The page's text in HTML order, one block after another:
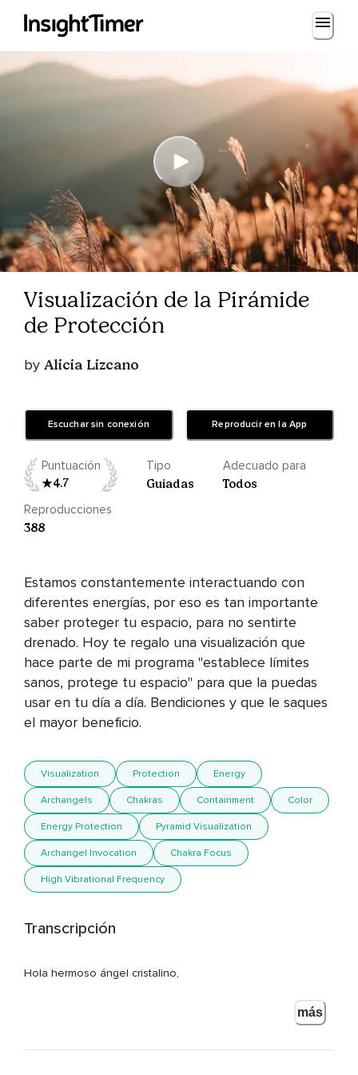
Visualización de la Pirámide
de Protección
by Alicia Lizcano
Escuchar sin conexión Reproducir en la App
Puntuación
4.7
Tipo
Guiadas
Adecuado para
Todos
Reproducciones
388
Estamos constantemente interactuando con
diferentes energías, por eso es tan importante
saber proteger tu espacio, para no sentirte
drenado. Hoy te regalo una visualización que
hace parte de mi programa "establece límites
sanos, protege tu espacio" para que la puedas
usar en tu día a día. Bendiciones y que le saques
el mayor beneficio.
Visualization Protection Energy
Archangels Chakras Containment Color
Energy Protection Pyramid Visualization
Archangel Invocation Chakra Focus
High Vibrational Frequency
Transcripción
Hola hermoso ángel cristalino,
Te quiero dar la bienvenida a este espacio donde vamos a
hacer una visualización muy sencilla que puedes utilizar en
más